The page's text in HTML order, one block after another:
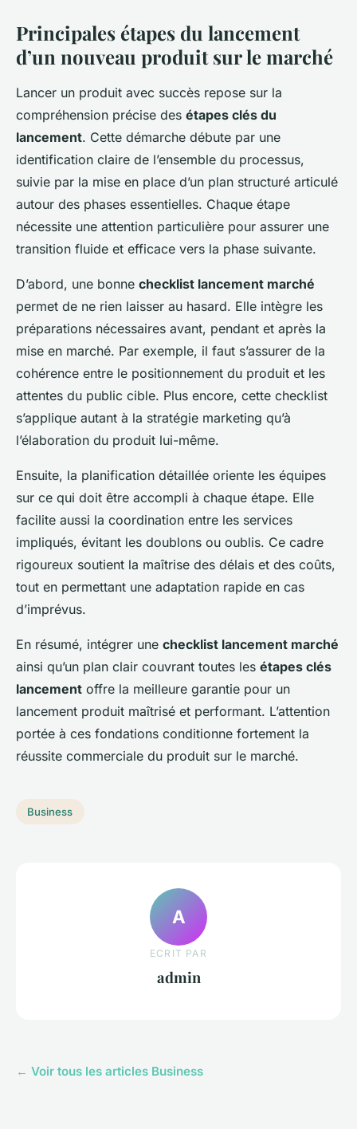
Quelles sont les étapes clés
pour lancer un nouveau
produit sur le marché ?
admin 17 septembre 2025 • 1 min de lecture
Principales étapes du lancement
d’un nouveau produit sur le marché
Lancer un produit avec succès repose sur la
compréhension précise des étapes clés du
lancement. Cette démarche débute par une
identification claire de l’ensemble du processus,
suivie par la mise en place d’un plan structuré articulé
autour des phases essentielles. Chaque étape
nécessite une attention particulière pour assurer une
transition fluide et efficace vers la phase suivante.
D’abord, une bonne checklist lancement marché
permet de ne rien laisser au hasard. Elle intègre les
préparations nécessaires avant, pendant et après la
mise en marché. Par exemple, il faut s’assurer de la
cohérence entre le positionnement du produit et les
attentes du public cible. Plus encore, cette checklist
s’applique autant à la stratégie marketing qu’à
l’élaboration du produit lui-même.
Ensuite, la planification détaillée oriente les équipes
sur ce qui doit être accompli à chaque étape. Elle
facilite aussi la coordination entre les services
impliqués, évitant les doublons ou oublis. Ce cadre
rigoureux soutient la maîtrise des délais et des coûts,
tout en permettant une adaptation rapide en cas
d’imprévus.
En résumé, intégrer une checklist lancement marché
ainsi qu’un plan clair couvrant toutes les étapes clés
lancement offre la meilleure garantie pour un
lancement produit maîtrisé et performant. L’attention
portée à ces fondations conditionne fortement la
réussite commerciale du produit sur le marché.
Business
A
ECRIT PAR
admin
← Voir tous les articles Business